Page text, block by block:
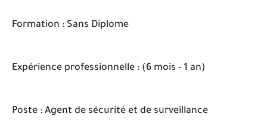
Formation : Sans Diplome
Expérience professionnelle : (6 mois - 1 an)
Poste : Agent de sécurité et de surveillance